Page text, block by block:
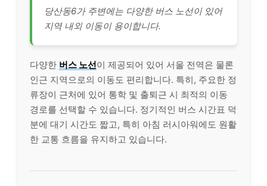
당산동6가 주변에는 다양한 버스 노선이 있어
지역 내외 이동이 용이합니다.
다양한 버스 노선이 제공되어 있어 서울 전역은 물론
인근 지역으로의 이동도 편리합니다. 특히, 주요한 정
류장이 근처에 있어 통학 및 출퇴근 시 최적의 이동
경로를 선택할 수 있습니다. 정기적인 버스 시간표 덕
분에 대기 시간도 짧고, 특히 아침 러시아워에도 원활
한 교통 흐름을 유지하고 있습니다.